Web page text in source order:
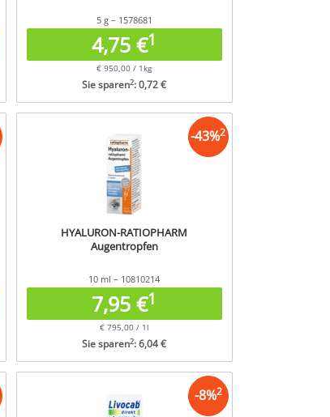
5 g – 1578681
4,75 €1
€ 950,00 / 1kg
Sie sparen2: 0,72 €
HYALURON-RATIOPHARM
Augentropfen
10 ml – 10810214
7,95 €1
€ 795,00 / 1l
Sie sparen2: 6,04 €
-43%2
-8%2